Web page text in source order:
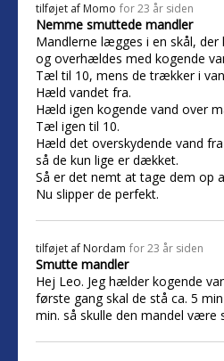
tilføjet af Momo for 23 år siden
Nemme smuttede mandler
Mandlerne lægges i en skål, der
og overhældes med kogende
Tæl til 10, mens de trækker i
Hæld vandet fra.
Hæld igen kogende vand over
Tæl igen til 10.
Hæld det overskydende vand
så de kun lige er dækket.
Så er det nemt at tage dem op
Nu slipper de perfekt.
tilføjet af Nordam for 23 år siden
Smutte mandler
Hej Leo. Jeg hælder kogende
første gang skal de stå ca. 5
min. så skulle den mandel være